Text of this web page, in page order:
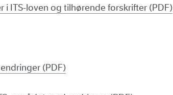
i ITS-loven og tilhørende forskrifter (PDF)
(PDF)